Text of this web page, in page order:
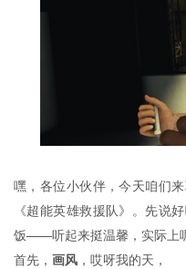
嘿，各位小伙伴，今天咱们
《超能英雄救援队》。先说
饭——听起来挺温馨，实际上
首先， 画风 ，哎呀我的天，